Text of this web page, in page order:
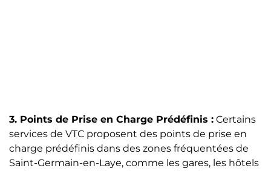
3. Points de Prise en Charge Prédéfinis : Certains
services de VTC proposent des points de prise en
charge prédéfinis dans des zones fréquentées de
Saint-Germain-en-Laye, comme les gares, les hôtels